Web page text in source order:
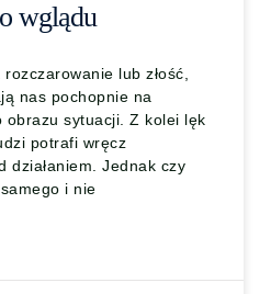
wglądu
lub złość,
nas pochopnie na
obrazu sytuacji. Z kolei lęk
potrafi wręcz
działaniem. Jednak czy
i nie